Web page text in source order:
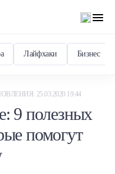
Лайфхаки Бизнес
25.03.2020 19:44
9 полезных
помогут